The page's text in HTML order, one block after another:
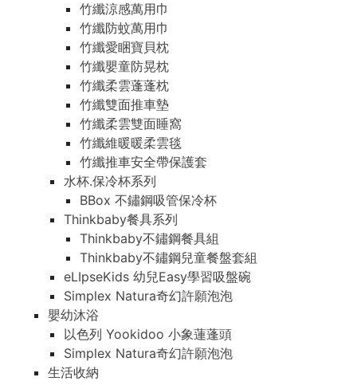
竹纖涼感萬用巾
竹纖防蚊萬用巾
竹纖愛睏寶貝枕
竹纖嬰童防晃枕
竹纖柔雲蓬蓬枕
竹纖雙面推車墊
竹纖柔雲雙面睡窩
竹纖維暖暖柔雲毯
竹纖推車安全帶保護套
水杯.保冷杯系列
BBox 不鏽鋼吸管保冷杯
Thinkbaby餐具系列
Thinkbaby不鏽鋼餐具組
Thinkbaby不鏽鋼兒童餐盤套組
eLIpseKids 幼兒Easy學習吸盤碗
Simplex Natura奇幻許願泡泡
嬰幼沐浴
以色列 Yookidoo 小象蓮蓬頭
Simplex Natura奇幻許願泡泡
生活收納